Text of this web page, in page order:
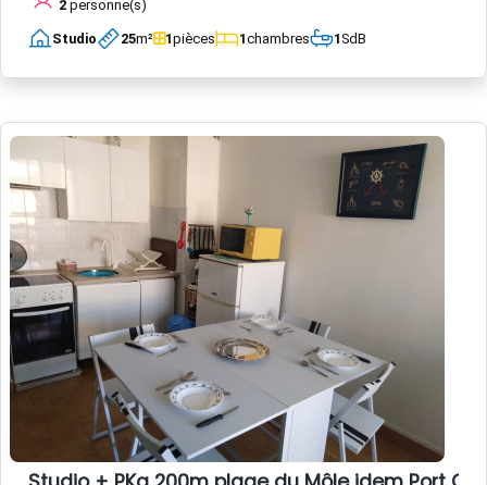
2 personne(s)
Studio 25m² 1pièces 1chambres 1SdB